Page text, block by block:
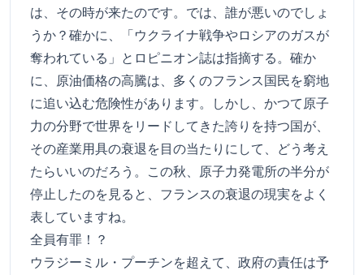
は、その時が来たのです。では、誰が悪いのでしょ
うか？確かに、「ウクライナ戦争やロシアのガスが
奪われている」とロピニオン誌は指摘する。確か
に、原油価格の高騰は、多くのフランス国民を窮地
に追い込む危険性があります。しかし、かつて原子
力の分野で世界をリードしてきた誇りを持つ国が、
その産業用具の衰退を目の当たりにして、どう考え
たらいいのだろう。この秋、原子力発電所の半分が
停止したのを見ると、フランスの衰退の現実をよく
表していますね。
全員有罪！？
ウラジーミル・プーチンを超えて、政府の責任は予